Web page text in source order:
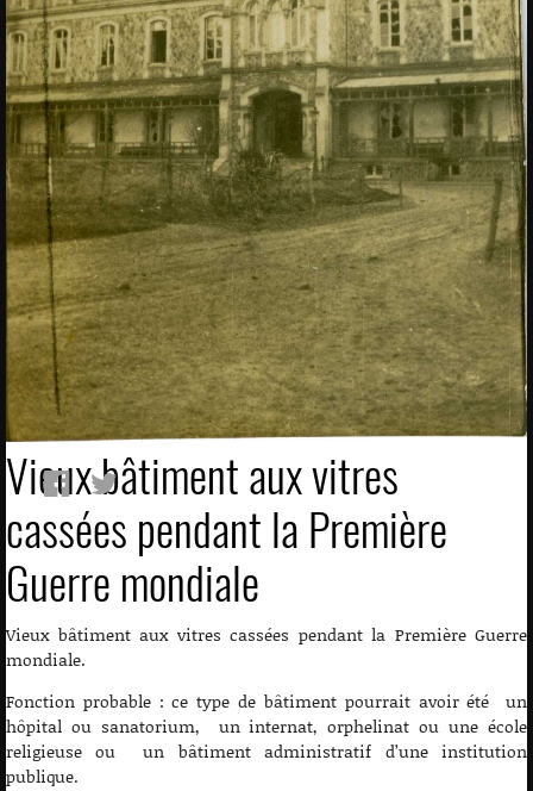
Vieux bâtiment aux vitres
cassées pendant la Première
Guerre mondiale
Vieux bâtiment aux vitres cassées pendant la Première Guerre
mondiale.
Fonction probable : ce type de bâtiment pourrait avoir été un
hôpital ou sanatorium, un internat, orphelinat ou une école
religieuse ou un bâtiment administratif d’une institution
publique.